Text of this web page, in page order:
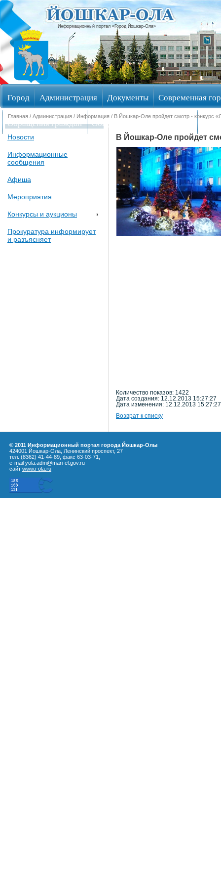
Информационный портал «Город Йошкар-Ола»
Город Администрация Документы Современная
Обращения граждан Общественные обсуждения
Главная / Администрация / Информация / В Йошкар-Оле пройдет смотр - конкурс
Новости
Информационные
сообщения
Афиша
Мероприятия
Конкурсы и аукционы
Прокуратура информирует
и разъясняет
В Йошкар-Оле пройдет
Количество показов: 1422
Дата создания: 12.12.2013 15:27:27
Дата изменения: 12.12.2013 15:27:27
Возврат к списку
© 2011 Информационный портал города Йошкар-Олы
424001 Йошкар-Ола, Ленинский проспект, 27
тел. (8362) 41-44-89, факс 63-03-71,
e-mail yola.adm@mari-el.gov.ru
сайт www.i-ola.ru